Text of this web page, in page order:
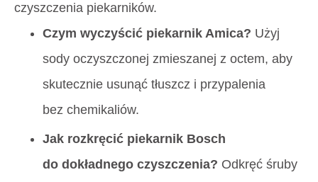
czyszczenia piekarników.
Czym wyczyścić piekarnik Amica? Użyj
sody oczyszczonej zmieszanej z octem, aby
skutecznie usunąć tłuszcz i przypalenia
bez chemikaliów.
Jak rozkręcić piekarnik Bosch
do dokładnego czyszczenia? Odkręć śruby